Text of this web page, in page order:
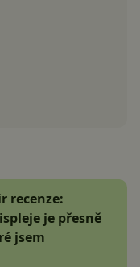
recenze:
je přesně
jsem